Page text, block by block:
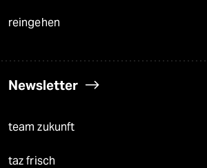
reingehen
Newsletter
team zukunft
taz frisch